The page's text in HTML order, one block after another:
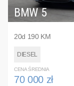
BMW 5
20d 190 KM
DIESEL
CENA ŚREDNIA
70 000 zł